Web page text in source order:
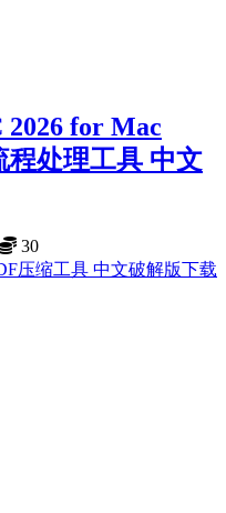
2026 for Mac
程处理工具 中文
30